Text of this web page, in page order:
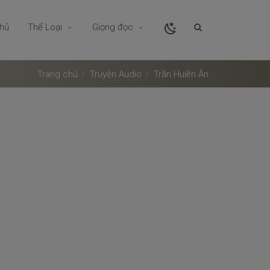
Thể Loại Giọng đọc
Trang chủ Truyện Audio Trần Huiền Ân